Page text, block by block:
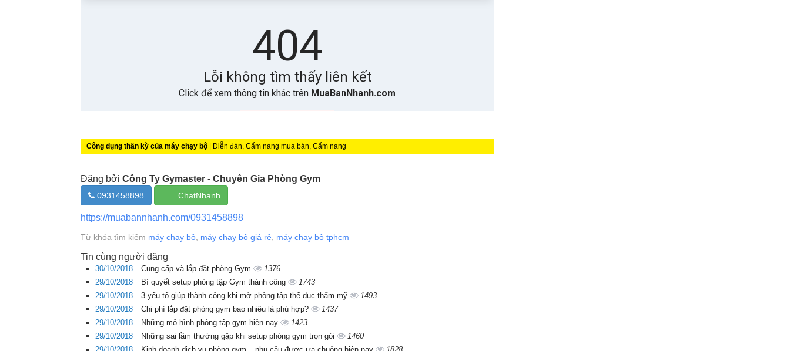
Công dụng thần kỳ của máy chạy bộ | Diễn đàn, Cẩm nang mua bán, Cẩm nang
Đăng bởi Công Ty Gymaster - Chuyên Gia Phòng Gym
0931458898 ChatNhanh
https://muabannhanh.com/0931458898
Từ khóa tìm kiếm máy chạy bộ máy chạy bộ giá rẻ máy chạy bộ tphcm
Tin cùng người đăng
30/10/2018 Cung cấp và lắp đặt phòng Gym
1376
29/10/2018
Bí quyết setup phòng tập Gym thành công
1743
29/10/2018
3 yếu tố giúp thành công khi mở phòng tập thể dục thẩm mỹ
1493
29/10/2018
Chi phí lắp đặt phòng gym bao nhiêu là phù hợp?
1437
29/10/2018
Những mô hình phòng tập gym hiện nay
1423
29/10/2018
Những sai lầm thường gặp khi setup phòng gym trọn gói
1460